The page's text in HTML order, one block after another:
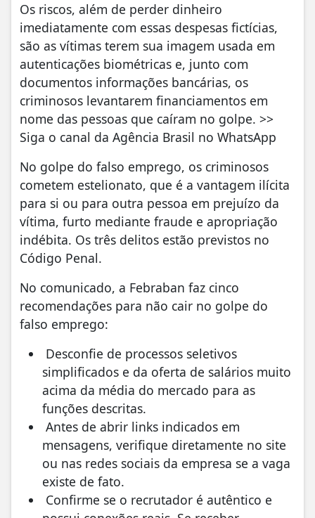
Os riscos, além de perder dinheiro
imediatamente com essas despesas fictícias,
são as vítimas terem sua imagem usada em
autenticações biométricas e, junto com
documentos informações bancárias, os
criminosos levantarem financiamentos em
nome das pessoas que caíram no golpe. >>
Siga o canal da Agência Brasil no WhatsApp
No golpe do falso emprego, os criminosos
cometem estelionato, que é a vantagem ilícita
para si ou para outra pessoa em prejuízo da
vítima, furto mediante fraude e apropriação
indébita. Os três delitos estão previstos no
Código Penal.
No comunicado, a Febraban faz cinco
recomendações para não cair no golpe do
falso emprego:
Desconfie de processos seletivos
simplificados e da oferta de salários muito
acima da média do mercado para as
funções descritas.
Antes de abrir links indicados em
mensagens, verifique diretamente no site
ou nas redes sociais da empresa se a vaga
existe de fato.
Confirme se o recrutador é autêntico e